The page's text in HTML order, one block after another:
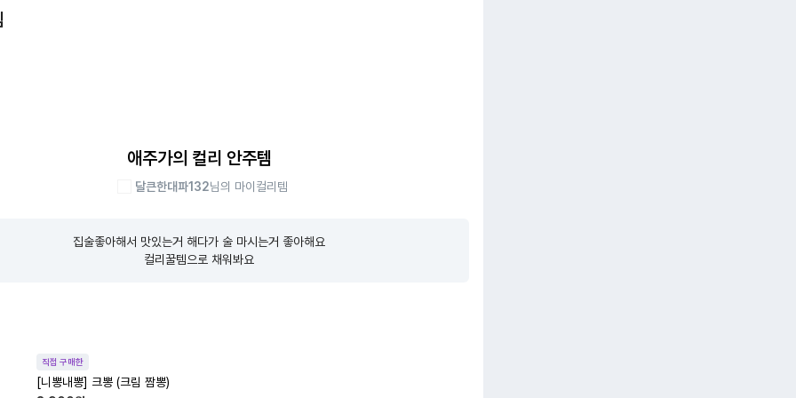
애주가의 컬리 안주템
달큰한대파132님의 마이컬리템
집술좋아해서 맛있는거 해다가 술 마시는거 좋아해요
컬리꿀템으로 채워봐요
직접 구매한
[니뽕내뽕] 크뽕 (크림 짬뽕)